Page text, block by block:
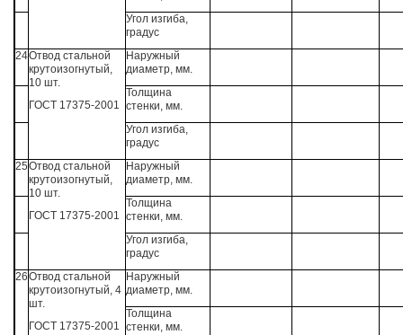
Угол изгиба,
градус
24Отвод стальной
крутоизогнутый,
10 шт.
ГОСТ 17375-2001
Наружный
диаметр, мм.
Толщина
стенки, мм.
Угол изгиба,
градус
25Отвод стальной
крутоизогнутый,
10 шт.
ГОСТ 17375-2001
Наружный
диаметр, мм.
Толщина
стенки, мм.
Угол изгиба,
градус
26Отвод стальной
крутоизогнутый, 4
шт.
ГОСТ 17375-2001
Наружный
диаметр, мм.
Толщина
стенки, мм.